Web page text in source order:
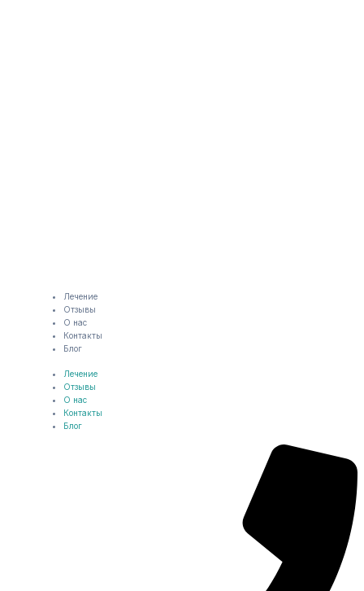
Лечение
Отзывы
О нас
Контакты
Блог
Лечение
Отзывы
О нас
Контакты
Блог